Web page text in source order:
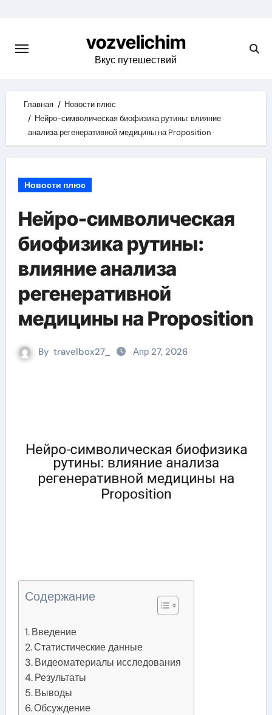
content
vozvelichim
Вкус путешествий
Главная
Новости плюс
Нейро-символическая биофизика рутины: влияние
анализа регенеративной медицины на Proposition
Новости плюс
Нейро-символическая
биофизика рутины:
влияние анализа
регенеративной
медицины на Proposition
By travelbox27_ Апр 27, 2026
Содержание
Введение
Статистические данные
Видеоматериалы исследования
Результаты
Выводы
Обсуждение